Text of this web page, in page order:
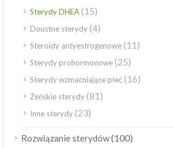
Sterydy DHEA(15)
Doustne sterydy(4)
Steroidy antyestrogenowe(11)
Sterydy prohormonowe(25)
Sterydy wzmacniające płeć(16)
Żeńskie sterydy(81)
Inne sterydy(23)
Rozwiązanie sterydów(100)